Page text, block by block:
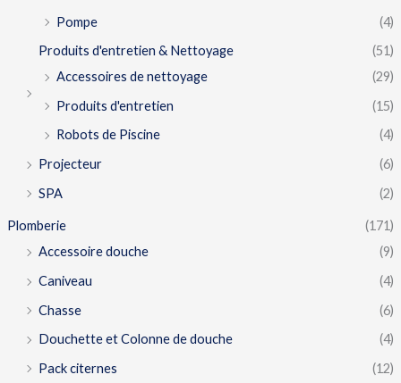
Pompe
(4)
Produits d'entretien & Nettoyage
(51)
Accessoires de nettoyage
(29)
Produits d'entretien
(15)
Robots de Piscine
(4)
Projecteur
(6)
SPA
(2)
Plomberie
(171)
Accessoire douche
(9)
Caniveau
(4)
Chasse
(6)
Douchette et Colonne de douche
(4)
Pack citernes
(12)